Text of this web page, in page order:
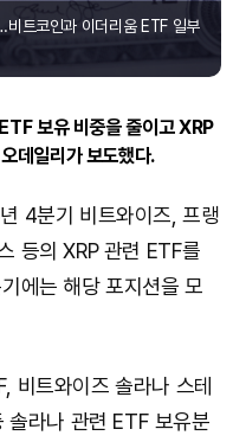
트코인과 이더리움 ETF 일부
보유 비중을 줄이고 XRP
데일리가 보도했다.
4분기 비트와이즈, 프랭
등의 XRP 관련 ETF를
에는 해당 포지션을 모
비트와이즈 솔라나 스테
솔라나 관련 ETF 보유분